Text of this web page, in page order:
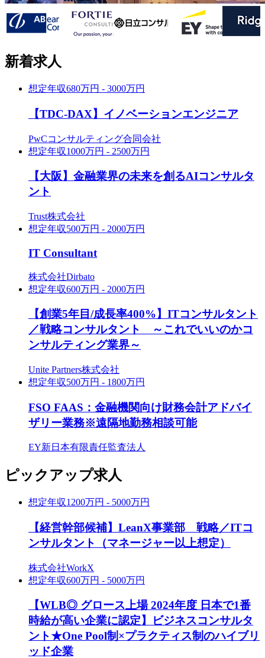
新着求人
想定年収680万円 - 3000万円
【TDC-DAX】イノベーションエンジニア
PwCコンサルティング合同会社
想定年収1000万円 - 2500万円
【大阪】金融業界の未来を創るAIコンサルタ
ント
Trust株式会社
想定年収500万円 - 2000万円
IT Consultant
株式会社Dirbato
想定年収600万円 - 2000万円
【創業5年目/成長率400%】ITコンサルタント
／戦略コンサルタント ～これでいいのかコ
ンサルティング業界～
Unite Partners株式会社
想定年収500万円 - 1800万円
FSO FAAS：金融機関向け財務会計アドバイ
ザリー業務※遠隔地勤務相談可能
EY新日本有限責任監査法人
ピックアップ求人
想定年収1200万円 - 5000万円
【経営幹部候補】LeanX事業部 戦略／ITコ
ンサルタント（マネージャー以上想定）
株式会社WorkX
想定年収600万円 - 5000万円
【WLB◎ グロース上場 2024年度 日本で1番
時給が高い企業に認定】ビジネスコンサルタ
ント★One Pool制×プラクティス制のハイブリ
ッド企業